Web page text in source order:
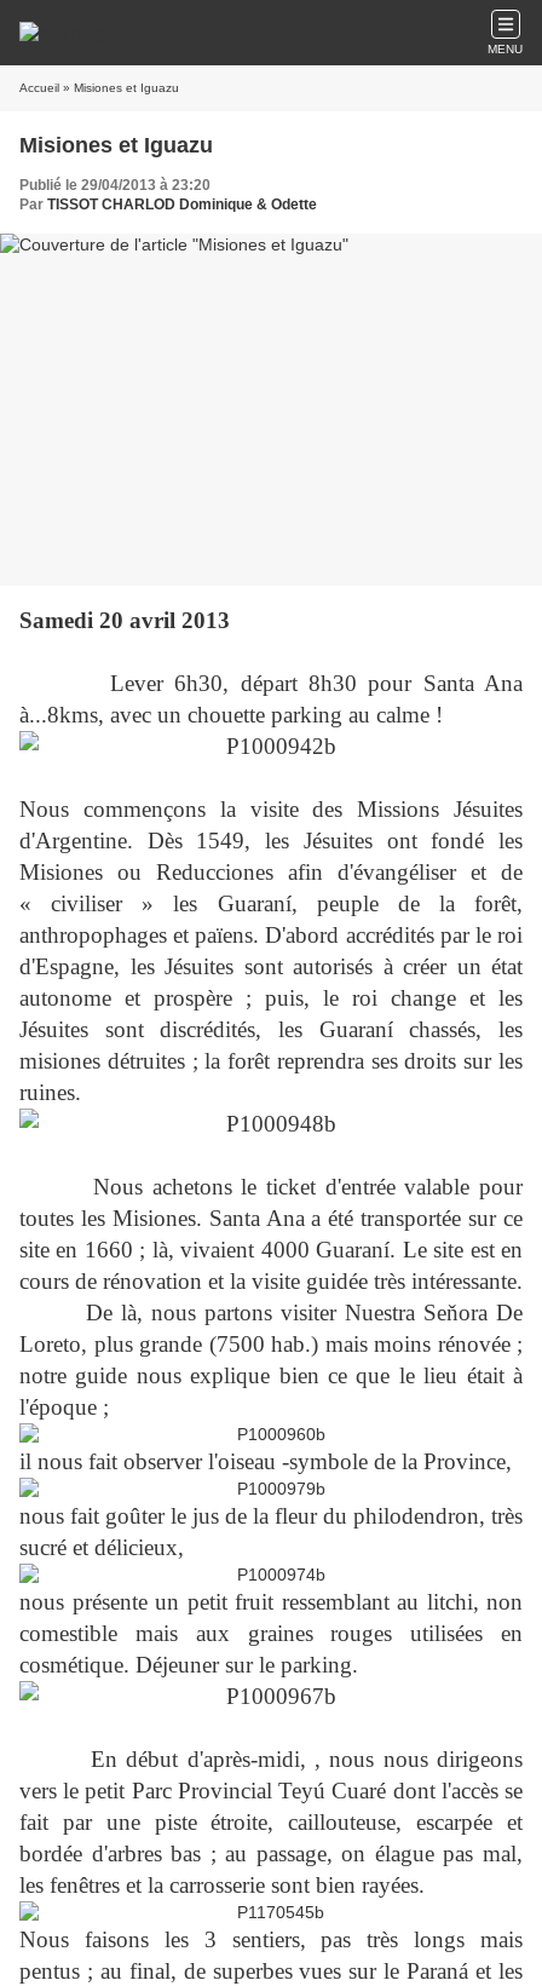
MENU
Accueil » Misiones et Iguazu
Misiones et Iguazu
Publié le 29/04/2013 à 23:20
Par TISSOT CHARLOD Dominique & Odette
Samedi 20 avril 2013
Lever 6h30, départ 8h30 pour Santa Ana
à...8kms, avec un chouette parking au calme !
Nous commençons la visite des Missions Jésuites
d'Argentine. Dès 1549, les Jésuites ont fondé les
Misiones ou Reducciones afin d'évangéliser et de
« civiliser » les Guaraní, peuple de la forêt,
anthropophages et païens. D'abord accrédités par le roi
d'Espagne, les Jésuites sont autorisés à créer un état
autonome et prospère ; puis, le roi change et les
Jésuites sont discrédités, les Guaraní chassés, les
misiones détruites ; la forêt reprendra ses droits sur les
ruines.
Nous achetons le ticket d'entrée valable pour
toutes les Misiones. Santa Ana a été transportée sur ce
site en 1660 ; là, vivaient 4000 Guaraní. Le site est en
cours de rénovation et la visite guidée très intéressante.
De là, nous partons visiter Nuestra Seňora De
Loreto, plus grande (7500 hab.) mais moins rénovée ;
notre guide nous explique bien ce que le lieu était à
l'époque ;
il nous fait observer l'oiseau -symbole de la Province,
nous fait goûter le jus de la fleur du philodendron, très
sucré et délicieux,
nous présente un petit fruit ressemblant au litchi, non
comestible mais aux graines rouges utilisées en
cosmétique. Déjeuner sur le parking.
En début d'après-midi, , nous nous dirigeons
vers le petit Parc Provincial Teyú Cuaré dont l'accès se
fait par une piste étroite, caillouteuse, escarpée et
bordée d'arbres bas ; au passage, on élague pas mal,
les fenêtres et la carrosserie sont bien rayées.
Nous faisons les 3 sentiers, pas très longs mais
pentus ; au final, de superbes vues sur le Paraná et les